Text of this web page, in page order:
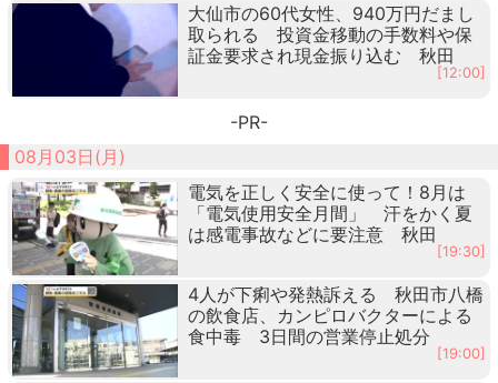
大仙市の60代女性、940万円だまし
取られる 投資金移動の手数料や保
証金要求され現金振り込む 秋田
[12:00]
-PR-
08月03日(月)
電気を正しく安全に使って！8月は
「電気使用安全月間」 汗をかく夏
は感電事故などに要注意 秋田
[19:30]
4人が下痢や発熱訴える 秋田市八橋
の飲食店、カンピロバクターによる
食中毒 3日間の営業停止処分
[19:00]